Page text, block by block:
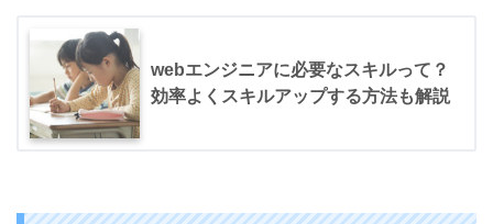
webエンジニアに必要なスキルって？
効率よくスキルアップする方法も解説